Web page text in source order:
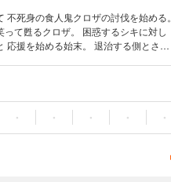
死身の食人鬼クロザの討伐を始める。
て甦るクロザ。 困惑するシキに対し
始末。 退治する側とされ
・ ・ ・ ・ ・